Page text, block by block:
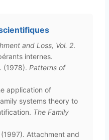
and Loss, Vol. 2.
internes.
(1978). Patterns of
application of
systems theory to
The Family
Attachment and